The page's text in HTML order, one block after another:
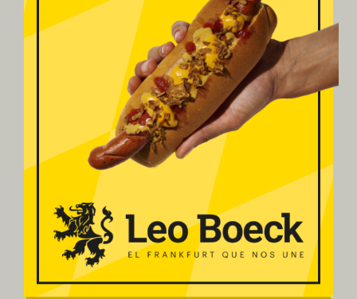
Butifarra de
Rovellons
Buscar productos
Filtrar por
Salchichas